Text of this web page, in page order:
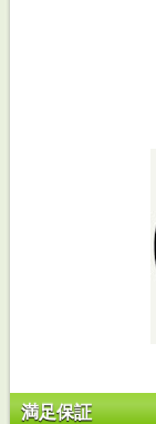
満足保証